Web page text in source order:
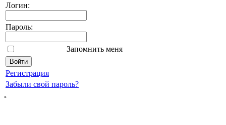
Логин:
Пароль:
Запомнить меня
Регистрация
Забыли свой пароль?
ₓ